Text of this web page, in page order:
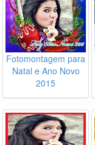
Fotomontagem para
Natal e Ano Novo
2015